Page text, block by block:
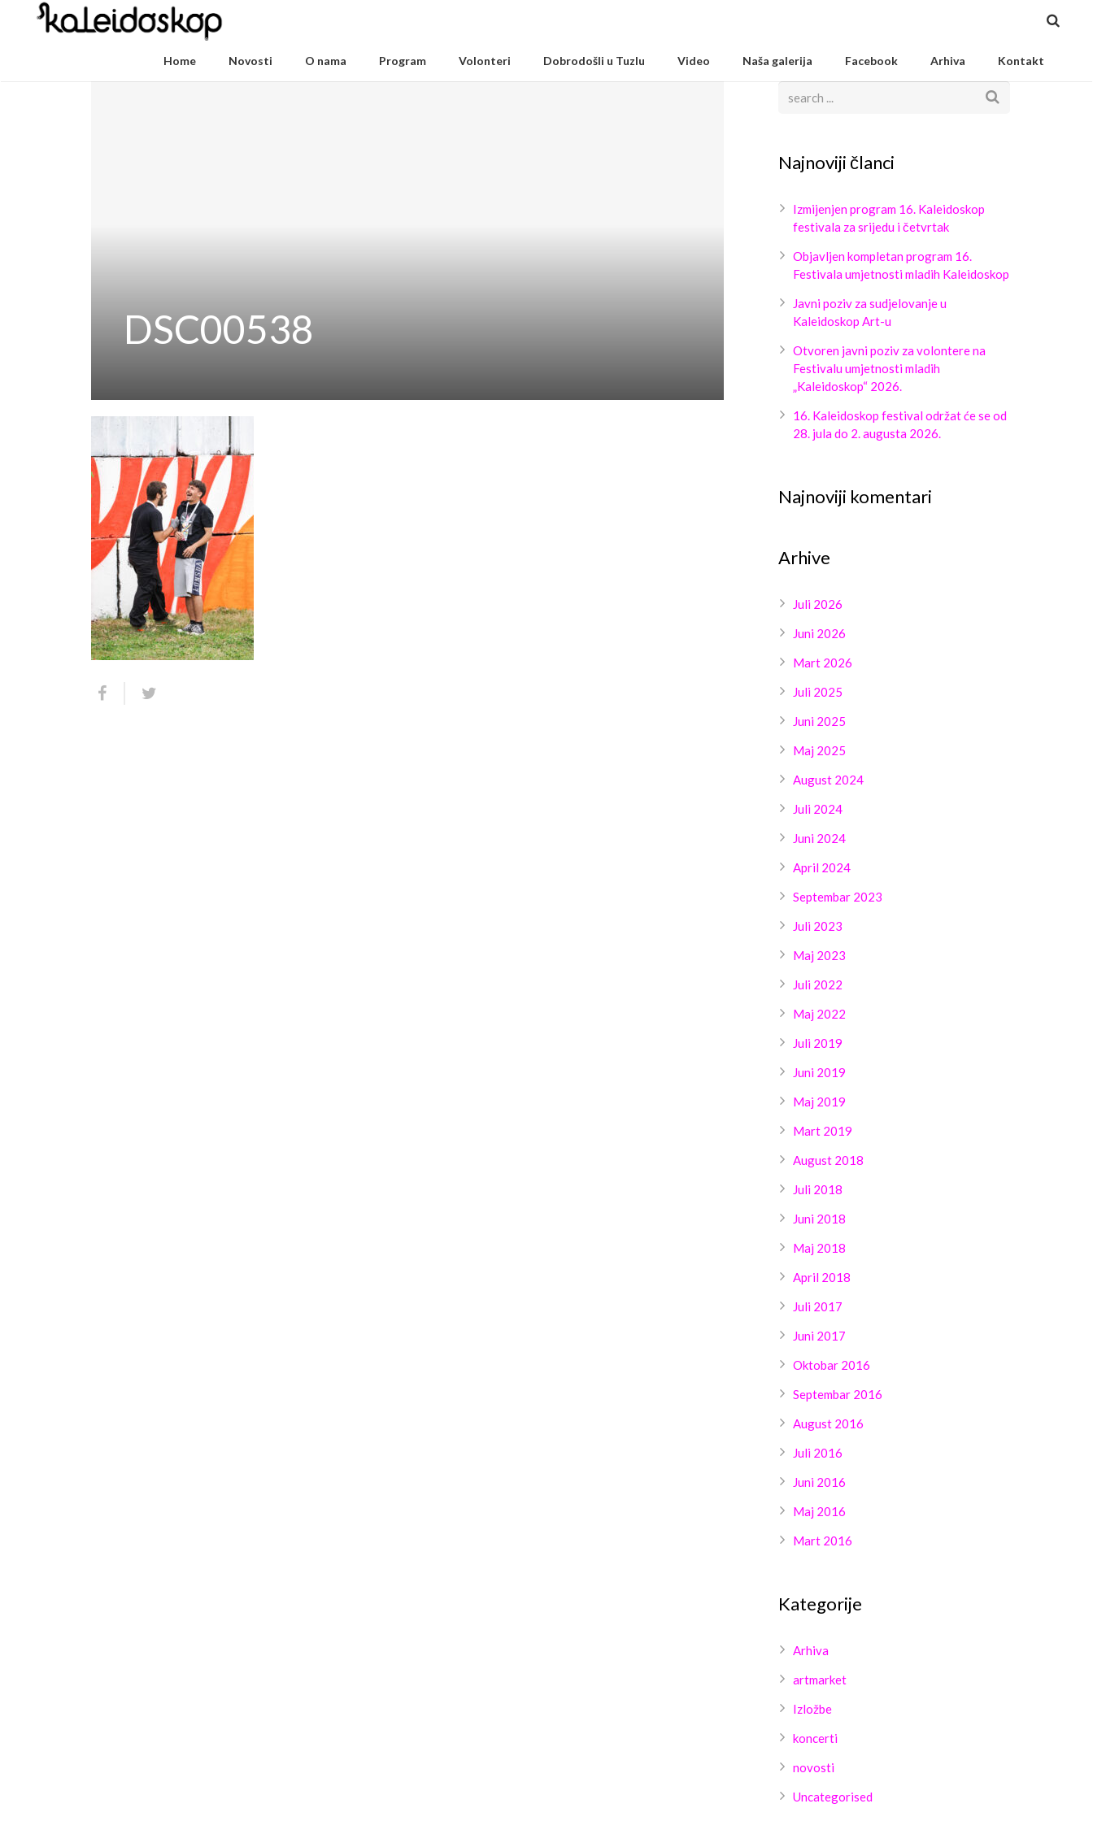
Home Novosti O nama Program Volonteri Dobrodošli u Tuzlu Video Naša galerija Facebook Arhiva Kontakt
DSC00538
Najnoviji članci
Izmijenjen program 16. Kaleidoskop
festivala za srijedu i četvrtak
Objavljen kompletan program 16.
Festivala umjetnosti mladih Kaleidoskop
Javni poziv za sudjelovanje u
Kaleidoskop Art-u
Otvoren javni poziv za volontere na
Festivalu umjetnosti mladih
„Kaleidoskop“ 2026.
16. Kaleidoskop festival održat će se od
28. jula do 2. augusta 2026.
Najnoviji komentari
Arhive
Juli 2026
Juni 2026
Mart 2026
Juli 2025
Juni 2025
Maj 2025
August 2024
Juli 2024
Juni 2024
April 2024
Septembar 2023
Juli 2023
Maj 2023
Juli 2022
Maj 2022
Juli 2019
Juni 2019
Maj 2019
Mart 2019
August 2018
Juli 2018
Juni 2018
Maj 2018
April 2018
Juli 2017
Juni 2017
Oktobar 2016
Septembar 2016
August 2016
Juli 2016
Juni 2016
Maj 2016
Mart 2016
Kategorije
Arhiva
artmarket
Izložbe
koncerti
novosti
Uncategorised